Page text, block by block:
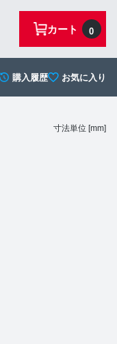
0
カート
購入履歴 お気に入り
寸法単位 [mm]